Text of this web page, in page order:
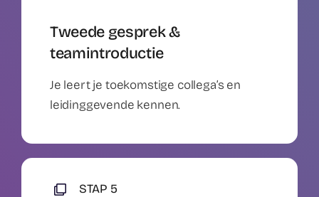
Tweede gesprek &
teamintroductie
Je leert je toekomstige collega’s en
leidinggevende kennen.
STAP 5